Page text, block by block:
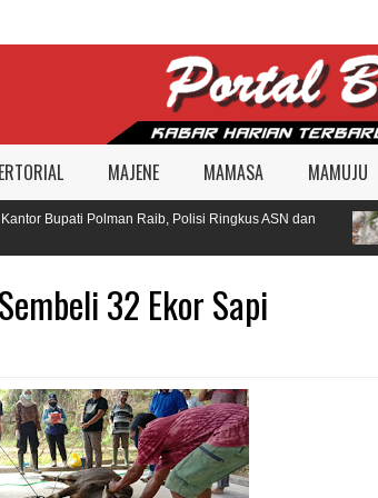
MAJENE MAMASA MAMUJU
Bupati Polman Raib, Polisi Ringkus ASN dan
32 Ekor Sapi